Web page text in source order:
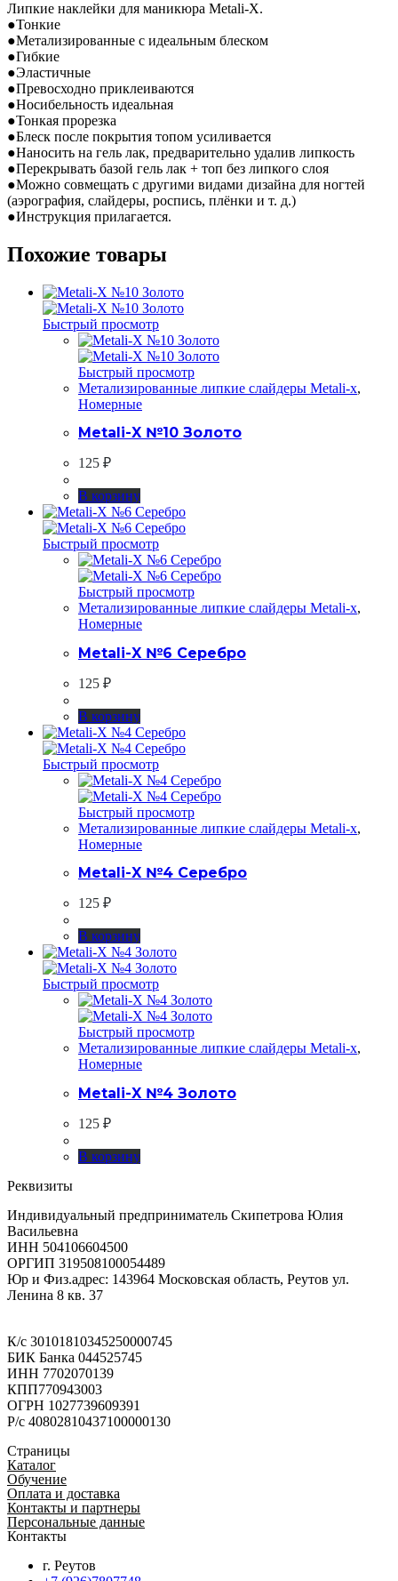
Липкие наклейки для маникюра Metali-X.
●Тонкие
●Метализированные с идеальным блеском
●Гибкие
●Эластичные
●Превосходно приклеиваются
●Носибельность идеальная
●Тонкая прорезка
●Блеск после покрытия топом усиливается
●Наносить на гель лак, предварительно удалив липкость
●Перекрывать базой гель лак + топ без липкого слоя
●Можно совмещать с другими видами дизайна для ногтей
(аэрография, слайдеры, роспись, плёнки и т. д.)
●Инструкция прилагается.
Похожие товары
Быстрый просмотр
Быстрый просмотр
Метализированные липкие слайдеры Metali-x,
Номерные
Metali-X №10 Золото
125 ₽
В корзину
Быстрый просмотр
Быстрый просмотр
Метализированные липкие слайдеры Metali-x,
Номерные
Metali-X №6 Серебро
125 ₽
В корзину
Быстрый просмотр
Быстрый просмотр
Метализированные липкие слайдеры Metali-x,
Номерные
Metali-X №4 Серебро
125 ₽
В корзину
Быстрый просмотр
Быстрый просмотр
Метализированные липкие слайдеры Metali-x,
Номерные
Metali-X №4 Золото
125 ₽
В корзину
Реквизиты
Индивидуальный предприниматель Скипетрова Юлия
Васильевна
ИНН 504106604500
ОРГИП 319508100054489
Юр и Физ.адрес: 143964 Московская область, Реутов ул.
Ленина 8 кв. 37
К/с 30101810345250000745
БИК Банка 044525745
ИНН 7702070139
КПП770943003
ОГРН 1027739609391
Р/с 40802810437100000130
Страницы
Каталог
Обучение
Оплата и доставка
Контакты и партнеры
Персональные данные
Контакты
г. Реутов